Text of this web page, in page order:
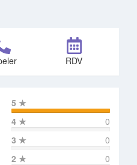
RDV
5 ★
4 ★
0
3 ★
0
2 ★
0